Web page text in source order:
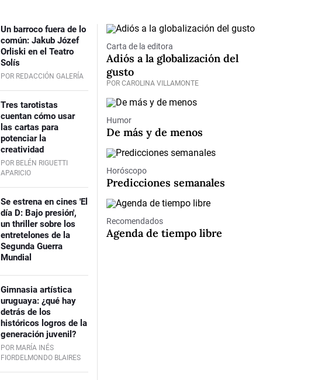
Un barroco fuera de lo
común: Jakub Józef
Orliski en el Teatro
Solís
POR REDACCIÓN GALERÍA
Tres tarotistas
cuentan cómo usar
las cartas para
potenciar la
creatividad
POR BELÉN RIGUETTI
APARICIO
Se estrena en cines 'El
día D: Bajo presión',
un thriller sobre los
entretelones de la
Segunda Guerra
Mundial
Gimnasia artística
uruguaya: ¿qué hay
detrás de los
históricos logros de la
generación juvenil?
POR MARÍA INÉS
FIORDELMONDO BLAIRES
Carta de la editora
Adiós a la globalización del
gusto
POR CAROLINA VILLAMONTE
Humor
De más y de menos
Horóscopo
Predicciones semanales
Recomendados
Agenda de tiempo libre